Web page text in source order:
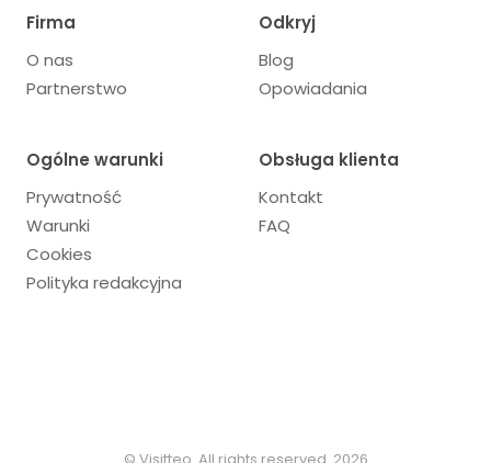
Firma
O nas
Partnerstwo
Odkryj
Blog
Opowiadania
Ogólne warunki
Prywatność
Warunki
Cookies
Polityka redakcyjna
Obsługa klienta
Kontakt
FAQ